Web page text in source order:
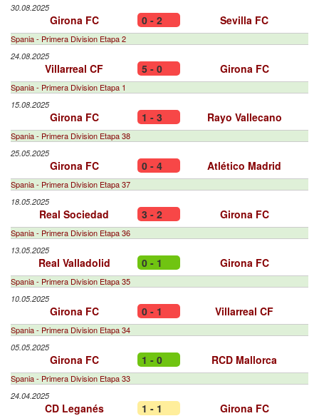
30.08.2025
Girona FC 0 - 2 Sevilla FC
Spania - Primera Division Etapa 2
24.08.2025
Villarreal CF 5 - 0 Girona FC
Spania - Primera Division Etapa 1
15.08.2025
Girona FC 1 - 3 Rayo Vallecano
Spania - Primera Division Etapa 38
25.05.2025
Girona FC 0 - 4 Atlético Madrid
Spania - Primera Division Etapa 37
18.05.2025
Real Sociedad 3 - 2 Girona FC
Spania - Primera Division Etapa 36
13.05.2025
Real Valladolid 0 - 1 Girona FC
Spania - Primera Division Etapa 35
10.05.2025
Girona FC 0 - 1 Villarreal CF
Spania - Primera Division Etapa 34
05.05.2025
Girona FC 1 - 0 RCD Mallorca
Spania - Primera Division Etapa 33
24.04.2025
CD Leganés 1 - 1 Girona FC